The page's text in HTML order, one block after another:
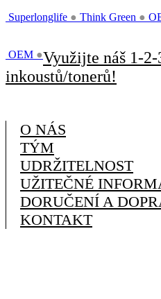
Superlonglife ● Think Green ●
OEM ●Využijte náš 1-
inkoustů/tonerů!
O NÁS
TÝM
UDRŽITELNOST
UŽITEČNÉ
DORUČENÍ A
KONTAKT